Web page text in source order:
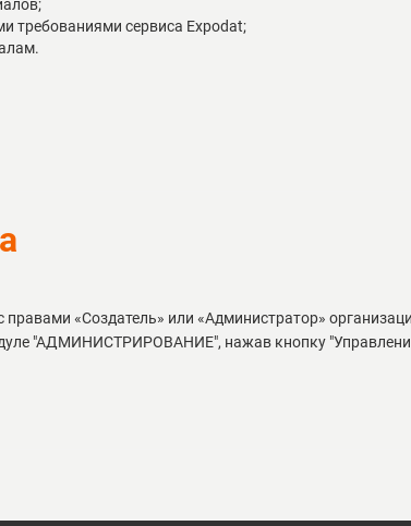
требованиями сервиса Expodat;
«Создатель» или «Администратор»
"АДМИНИСТРИРОВАНИЕ", нажав кнопку